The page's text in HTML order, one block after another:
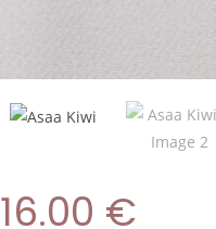
16.00 €